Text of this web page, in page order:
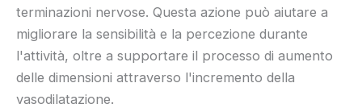
terminazioni nervose. Questa azione può aiutare a
migliorare la sensibilità e la percezione durante
l'attività, oltre a supportare il processo di aumento
delle dimensioni attraverso l'incremento della
vasodilatazione.